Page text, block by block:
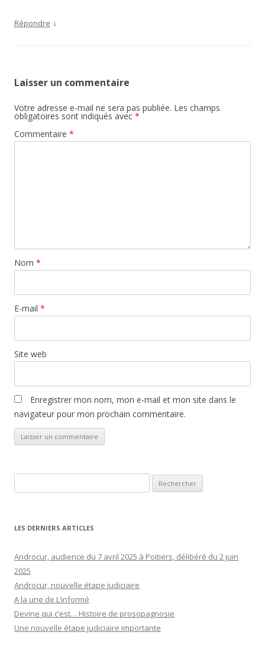
Répondre ↓
Laisser un commentaire
Votre adresse e-mail ne sera pas publiée. Les champs
obligatoires sont indiqués avec *
Commentaire *
Nom *
E-mail *
Site web
Enregistrer mon nom, mon e-mail et mon site dans le
navigateur pour mon prochain commentaire.
LES DERNIERS ARTICLES
Androcur, audience du 7 avril 2025 à Poitiers, délibéré du 2 juin
2025
Androcur, nouvelle étape judiciaire
A la une de L’informé
Devine qui c’est… Histoire de prosopagnosie
Une nouvelle étape judiciaire importante